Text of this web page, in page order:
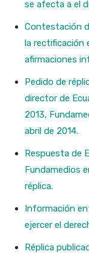
se afecta a el
Contestación
la rectificación
afirmaciones
Pedido de
director de
2013,
abril de 2014.
Respuesta de
Fundamedios
réplica.
Información
ejercer el
Réplica